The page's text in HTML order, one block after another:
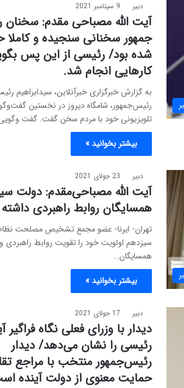
دبیر 9 سپتامبر 2021
آیت الله مصباحی مقدم:
جمهور سخنانی سنجیده و
شده بود/ رئیسی از این پس
کارهایی انجام شد.
به گزارش خبرگزاری خبرآنلاین، سیدابراهیم
رئیس‌جمهور، شامگاه دیروز در نخستین
تلویزیونی خود با مردم سخن گفت. گفت
بیشتر بخوانید »
دبیر 23 جولای 2021
آیت الله مصباحی‌مقدم: دولت
همسایگان روابط راهبردی
تهران- ایرنا- عضو مجمع تشخیص مصلحت
سیزدهم اولویت خود را تقویت روابط راهبردی
همسایگان…
بیشتر بخوانید »
دبیر 17 جولای 2021
دیدار با وزرای فعلی نگاه فراگیر
رئیسی را نشان می‌دهد/ دیدار
رئیس‌جمهور منتخب با مراجع
حمایت معنوی از دولت آینده